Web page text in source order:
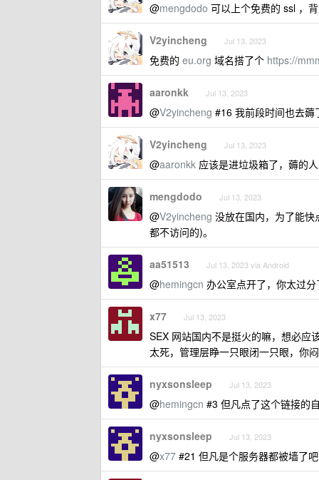
@mengdodo 可以上个免费的 ssl ，
V2yincheng Jul 13, 2023
免费的 eu.org 域名搭了个 https://
aaronkk Jul 13, 2023
@V2yincheng #16 我前段时间也去薅
V2yincheng Jul 13, 2023
@aaronkk 应该是进垃圾箱了，薅的
mengdodo Jul 13, 2023
@V2yincheng 没放在国内，为了能
都不访问的)。
aa51513 Jul 13, 2023 via Android
@hemingcn 办公室点开了，你太过分
x77 Jul 13, 2023
SEX 网站国内不是挺火的嘛，想必应
太死，管理层睁一只眼闭一只眼，你闷
nyxsonsleep Jul 13, 2023
@hemingcn #3 但凡点了这个链接的
nyxsonsleep Jul 13, 2023
@x77 #21 但凡是个服务器都被墙了